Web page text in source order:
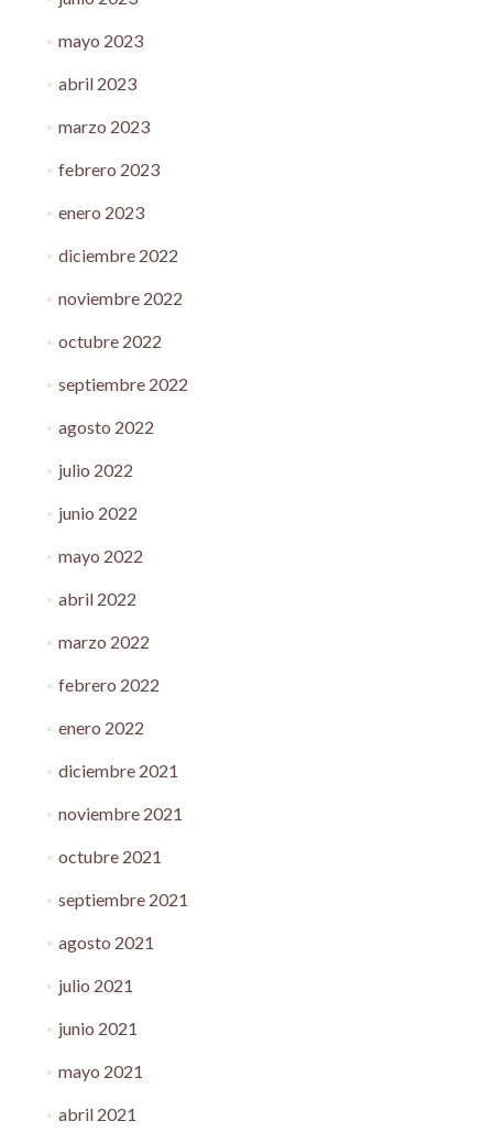
mayo 2023
abril 2023
marzo 2023
febrero 2023
enero 2023
diciembre 2022
noviembre 2022
octubre 2022
septiembre 2022
agosto 2022
julio 2022
junio 2022
mayo 2022
abril 2022
marzo 2022
febrero 2022
enero 2022
diciembre 2021
noviembre 2021
octubre 2021
septiembre 2021
agosto 2021
julio 2021
junio 2021
mayo 2021
abril 2021